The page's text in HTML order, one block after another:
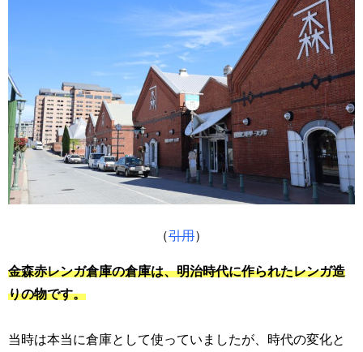
（引用）
金森赤レンガ倉庫の倉庫は、明治時代に作られたレンガ造
りの物です。
当時は本当に倉庫として使っていましたが、時代の変化と